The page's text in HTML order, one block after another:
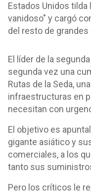
Estados Unidos
vanidoso" y cargó
del resto de
El líder de la
segunda vez una
Rutas de la Seda,
infraestructuras en
necesitan con
El objetivo es
gigante asiático y
comerciales, a los
tanto sus
Pero los críticos le